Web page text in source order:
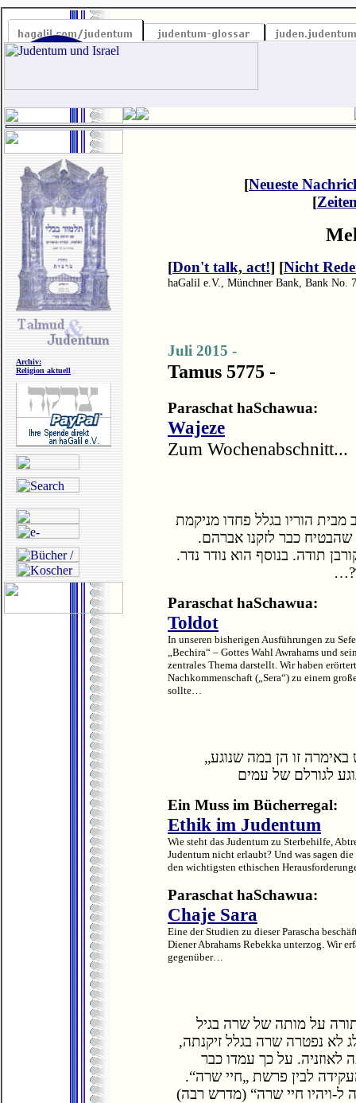
Archiv:
Religion aktuell
[Neueste
[
[Don't talk, act!] [Nicht
haGalil e.V., Münchner Bank, Bank No.
Juli 2015 -
Tamus 5775 -
Paraschat haSchawua:
Wajeze
Zum Wochenabschnitt...
הוריו בגלל פחדו מניקמת
כבר לזקנו אברהם.
תודה. בנוסף הוא נודר נדר.
Paraschat haSchawua:
Toldot
In unseren bisherigen Ausführungen zu
„Bechira“ – Gottes Wahl Awrahams und
zentrales Thema darstellt. Wir haben
Nachkommenschaft („Sera“) zu einem
sollte…
„ההיסטוריה חוזרת על עצמה“. נהוג להשתמש באימרה זו הן במה שנוגע
Ein Muss im Bücherregal:
Ethik im Judentum
Wie steht das Judentum zu Sterbehilfe,
Judentum nicht erlaubt? Und was sagen
den wichtigsten ethischen
Paraschat haSchawua:
Chaje Sara
Eine der Studien zu dieser Parascha
Diener Abrahams Rebekka unterzog. Wir
gegenüber…
על מותה של שרה בגיל
לא נפטרה שרה בגלל זיקנתה,
לאוזניה. על כך עמדו כבר
לבין פרשת „חיי שרה“.
ויהיו חיי שרה“ (מדרש רבה)